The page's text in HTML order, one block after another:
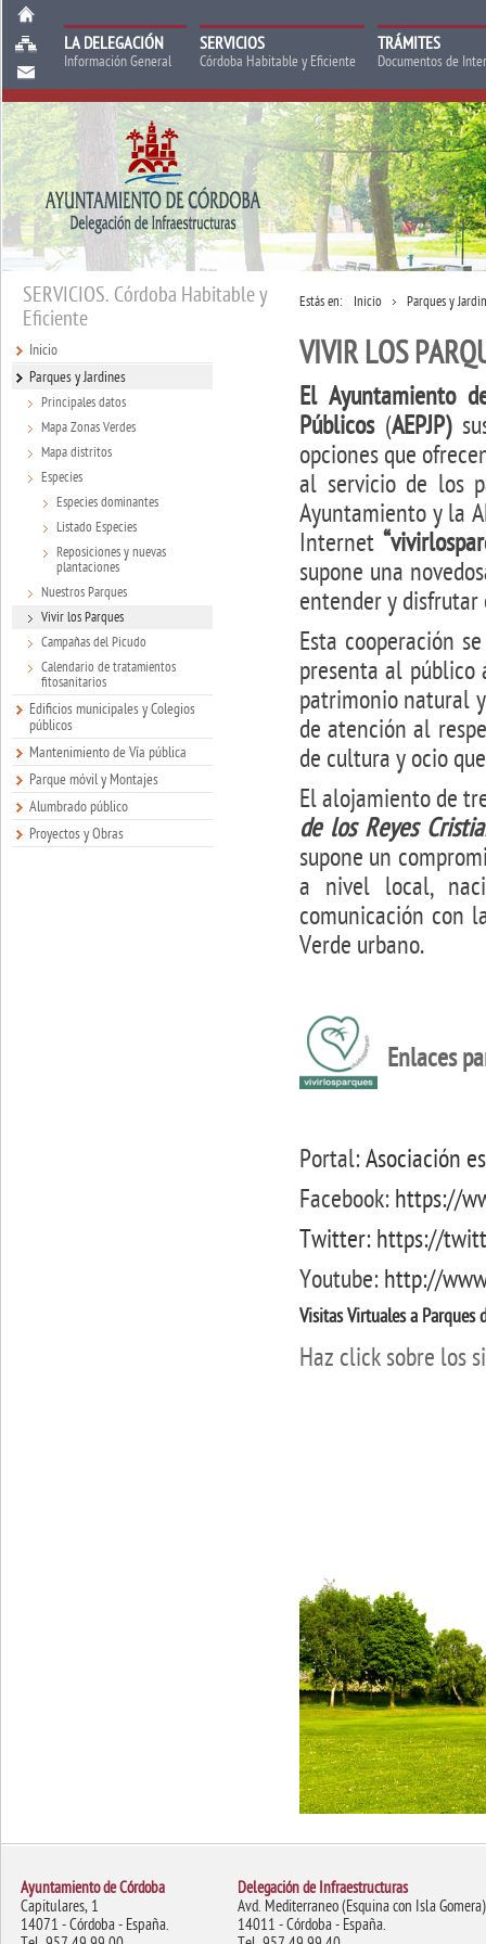
LA DELEGACIÓN
Información General
SERVICIOS
Córdoba Habitable y Eficiente
TRÁMITES
Documentos de
SERVICIOS. Córdoba Habitable y
Eficiente
Inicio
Parques y Jardines
Principales datos
Mapa Zonas Verdes
Mapa distritos
Especies
Especies dominantes
Listado Especies
Reposiciones y nuevas
plantaciones
Nuestros Parques
Vivir los Parques
Campañas del Picudo
Calendario de tratamientos
fitosanitarios
Edificios municipales y Colegios
públicos
Mantenimiento de Vía pública
Parque móvil y Montajes
Alumbrado público
Proyectos y Obras
Estás en: Inicio Parques y
VIVIR LOS
El Ayuntamiento
Públicos (AEPJP)
opciones que
al servicio de los
Ayuntamiento y la
Internet
supone una
entender y
Esta cooperación
presenta al público
patrimonio natural
de atención al
de cultura y ocio
El alojamiento de
de los Reyes
supone un
a nivel local,
comunicación con
Verde urbano.
Enlaces
Portal:Asociación
Facebook: https://
Twitter: https://
Youtube: http://
Visitas Virtuales a Parques
Haz click sobre los
Ayuntamiento de Córdoba
Capitulares, 1
14071 - Córdoba - España.
Delegación de Infraestructuras
Avd. Mediterraneo (Esquina con Isla Gomera)
14011 - Córdoba - España.